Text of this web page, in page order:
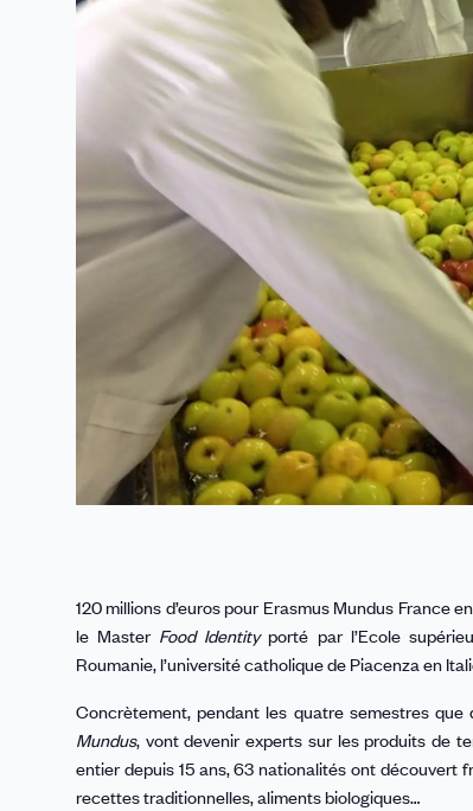
120 millions d’euros pour Erasmus Mundus France
le Master Food Identityporté par l’Ecole
Roumanie, l’université catholique de Piacenza en
Concrètement, pendant les quatre semestres que
Mundus, vont devenir experts sur les produits de
entier depuis 15 ans, 63 nationalités ont découvert
recettes traditionnelles, aliments biologiques…